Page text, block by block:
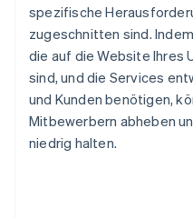
spezifische
zugeschnitten sind.
die auf die Website Ihres
sind, und die Services
und Kunden benötigen,
Mitbewerbern abheben
niedrig halten.